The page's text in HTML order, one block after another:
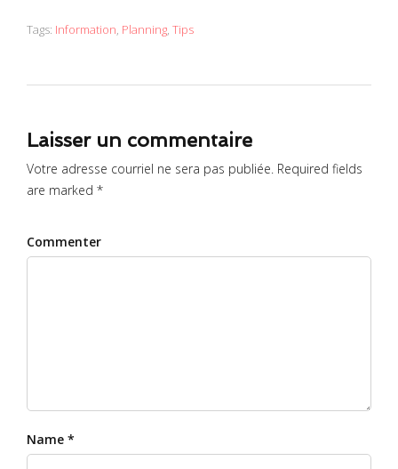
Tags: Information, Planning, Tips
Laisser un commentaire
Votre adresse courriel ne sera pas publiée. Required fields
are marked *
Commenter
Name *